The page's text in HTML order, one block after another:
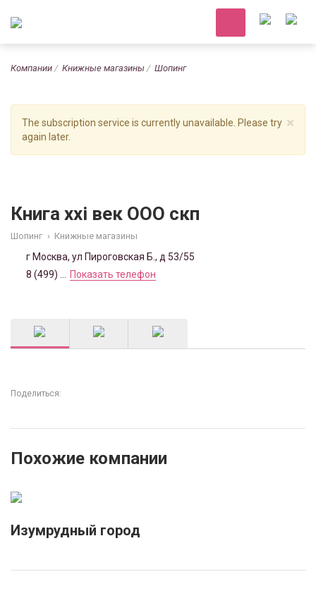
Компании Книжные магазины Шопинг
×
The subscription service is currently unavailable. Please try
again later.
Книга xxi век ООО скп
Шопинг › Книжные магазины
г Москва, ул Пироговская Б., д 53/55
8 (499) ...
Показать телефон
Поделиться:
Похожие компании
Изумрудный город